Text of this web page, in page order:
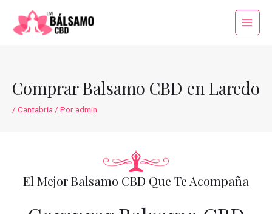
contenido
Main
Comprar Balsamo CBD en Laredo
/ Cantabria / Poradmin
El Mejor Balsamo CBD Que Te Acompaña